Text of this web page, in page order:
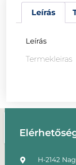
Leírás
Leírás
Termekleiras
H-2142